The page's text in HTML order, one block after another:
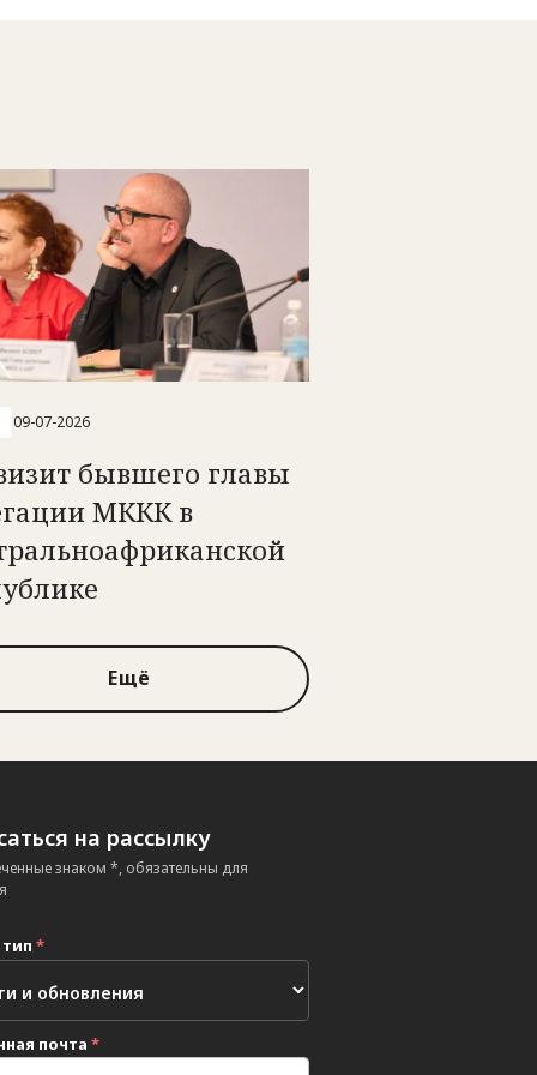
09-07-2026
бывшего главы
МККК в
Ещё
на рассылку
знаком *, обязательны для
*
почта *